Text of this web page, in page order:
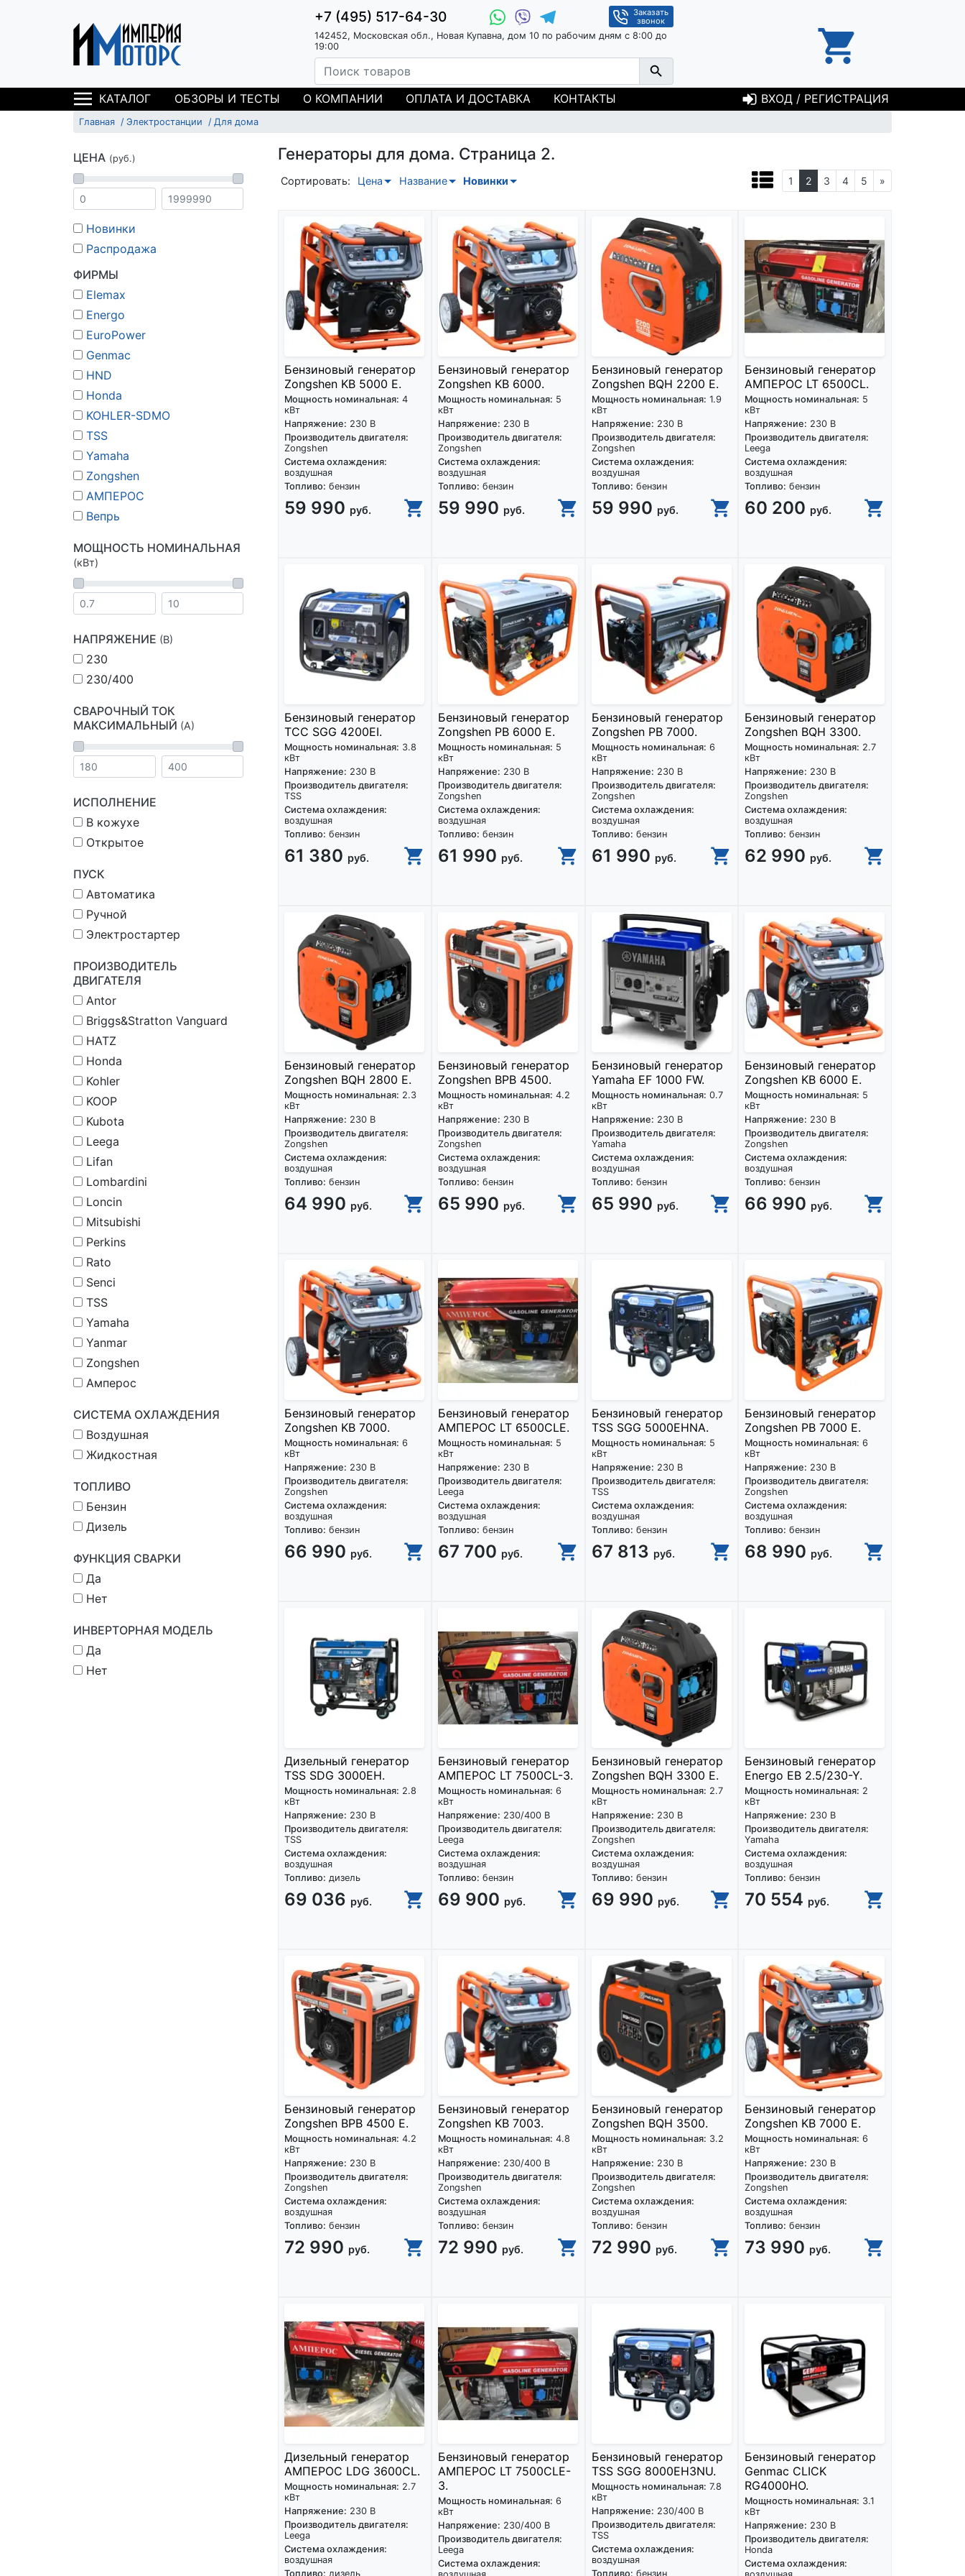
+7 (495) 517-64-30
Заказать
звонок
142452, Московская обл., Новая Купавна, дом 10 по рабочим дням с 8:00 до
19:00
КАТАЛОГ ОБЗОРЫ И ТЕСТЫ О КОМПАНИИ ОПЛАТА И ДОСТАВКА КОНТАКТЫ ВХОД / РЕГИСТРАЦИЯ
Главная Электростанции Для дома
Генераторы для дома. Страница 2.
Сортировать: Цена Название Новинки 1 2 3 4 5 »
Бензиновый генератор
Zongshen KB 5000 E.
Мощность номинальная: 4
кВт
Напряжение: 230 В
Производитель двигателя:
Zongshen
Система охлаждения:
воздушная
Топливо: бензин
59 990 руб.
Бензиновый генератор
Zongshen KB 6000.
Мощность номинальная: 5
кВт
Напряжение: 230 В
Производитель двигателя:
Zongshen
Система охлаждения:
воздушная
Топливо: бензин
59 990 руб.
Бензиновый генератор
Zongshen BQH 2200 E.
Мощность номинальная: 1.9
кВт
Напряжение: 230 В
Производитель двигателя:
Zongshen
Система охлаждения:
воздушная
Топливо: бензин
59 990 руб.
Бензиновый генератор
АМПЕРОС LT 6500CL.
Мощность номинальная: 5
кВт
Напряжение: 230 В
Производитель двигателя:
Leega
Система охлаждения:
воздушная
Топливо: бензин
60 200 руб.
Бензиновый генератор
ТСС SGG 4200EI.
Мощность номинальная: 3.8
кВт
Напряжение: 230 В
Производитель двигателя:
TSS
Система охлаждения:
воздушная
Топливо: бензин
61 380 руб.
Бензиновый генератор
Zongshen PB 6000 E.
Мощность номинальная: 5
кВт
Напряжение: 230 В
Производитель двигателя:
Zongshen
Система охлаждения:
воздушная
Топливо: бензин
61 990 руб.
Бензиновый генератор
Zongshen PB 7000.
Мощность номинальная: 6
кВт
Напряжение: 230 В
Производитель двигателя:
Zongshen
Система охлаждения:
воздушная
Топливо: бензин
61 990 руб.
Бензиновый генератор
Zongshen BQH 3300.
Мощность номинальная: 2.7
кВт
Напряжение: 230 В
Производитель двигателя:
Zongshen
Система охлаждения:
воздушная
Топливо: бензин
62 990 руб.
Бензиновый генератор
Zongshen BQH 2800 E.
Мощность номинальная: 2.3
кВт
Напряжение: 230 В
Производитель двигателя:
Zongshen
Система охлаждения:
воздушная
Топливо: бензин
64 990 руб.
Бензиновый генератор
Zongshen BPB 4500.
Мощность номинальная: 4.2
кВт
Напряжение: 230 В
Производитель двигателя:
Zongshen
Система охлаждения:
воздушная
Топливо: бензин
65 990 руб.
Бензиновый генератор
Yamaha EF 1000 FW.
Мощность номинальная: 0.7
кВт
Напряжение: 230 В
Производитель двигателя:
Yamaha
Система охлаждения:
воздушная
Топливо: бензин
65 990 руб.
Бензиновый генератор
Zongshen KB 6000 E.
Мощность номинальная: 5
кВт
Напряжение: 230 В
Производитель двигателя:
Zongshen
Система охлаждения:
воздушная
Топливо: бензин
66 990 руб.
Бензиновый генератор
Zongshen KB 7000.
Мощность номинальная: 6
кВт
Напряжение: 230 В
Производитель двигателя:
Zongshen
Система охлаждения:
воздушная
Топливо: бензин
66 990 руб.
Бензиновый генератор
АМПЕРОС LT 6500CLE.
Мощность номинальная: 5
кВт
Напряжение: 230 В
Производитель двигателя:
Leega
Система охлаждения:
воздушная
Топливо: бензин
67 700 руб.
Бензиновый генератор
TSS SGG 5000EHNA.
Мощность номинальная: 5
кВт
Напряжение: 230 В
Производитель двигателя:
TSS
Система охлаждения:
воздушная
Топливо: бензин
67 813 руб.
Бензиновый генератор
Zongshen PB 7000 E.
Мощность номинальная: 6
кВт
Напряжение: 230 В
Производитель двигателя:
Zongshen
Система охлаждения:
воздушная
Топливо: бензин
68 990 руб.
Дизельный генератор
TSS SDG 3000EH.
Мощность номинальная: 2.8
кВт
Напряжение: 230 В
Производитель двигателя:
TSS
Система охлаждения:
воздушная
Топливо: дизель
69 036 руб.
Бензиновый генератор
АМПЕРОС LT 7500CL-3.
Мощность номинальная: 6
кВт
Напряжение: 230/400 В
Производитель двигателя:
Leega
Система охлаждения:
воздушная
Топливо: бензин
69 900 руб.
Бензиновый генератор
Zongshen BQH 3300 E.
Мощность номинальная: 2.7
кВт
Напряжение: 230 В
Производитель двигателя:
Zongshen
Система охлаждения:
воздушная
Топливо: бензин
69 990 руб.
Бензиновый генератор
Energo EB 2.5/230-Y.
Мощность номинальная: 2
кВт
Напряжение: 230 В
Производитель двигателя:
Yamaha
Система охлаждения:
воздушная
Топливо: бензин
70 554 руб.
Бензиновый генератор
Zongshen BPB 4500 E.
Мощность номинальная: 4.2
кВт
Напряжение: 230 В
Производитель двигателя:
Zongshen
Система охлаждения:
воздушная
Топливо: бензин
72 990 руб.
Бензиновый генератор
Zongshen KB 7003.
Мощность номинальная: 4.8
кВт
Напряжение: 230/400 В
Производитель двигателя:
Zongshen
Система охлаждения:
воздушная
Топливо: бензин
72 990 руб.
Бензиновый генератор
Zongshen BQH 3500.
Мощность номинальная: 3.2
кВт
Напряжение: 230 В
Производитель двигателя:
Zongshen
Система охлаждения:
воздушная
Топливо: бензин
72 990 руб.
Бензиновый генератор
Zongshen KB 7000 E.
Мощность номинальная: 6
кВт
Напряжение: 230 В
Производитель двигателя:
Zongshen
Система охлаждения:
воздушная
Топливо: бензин
73 990 руб.
Дизельный генератор
АМПЕРОС LDG 3600CL.
Мощность номинальная: 2.7
кВт
Напряжение: 230 В
Производитель двигателя:
Leega
Система охлаждения:
воздушная
Топливо: дизель
Бензиновый генератор
АМПЕРОС LT 7500CLE-
3.
Мощность номинальная: 6
кВт
Напряжение: 230/400 В
Производитель двигателя:
Leega
Система охлаждения:
Бензиновый генератор
TSS SGG 8000EH3NU.
Мощность номинальная: 7.8
кВт
Напряжение: 230/400 В
Производитель двигателя:
TSS
Система охлаждения:
воздушная
Топливо: бензин
Бензиновый генератор
Genmac CLICK
RG4000HO.
Мощность номинальная: 3.1
кВт
Напряжение: 230 В
Производитель двигателя:
Honda
Система охлаждения:
ЦЕНА (руб.)
Новинки
Распродажа
ФИРМЫ
Elemax
Energo
EuroPower
Genmac
HND
Honda
KOHLER-SDMO
TSS
Yamaha
Zongshen
АМПЕРОС
Вепрь
МОЩНОСТЬ НОМИНАЛЬНАЯ
(кВт)
НАПРЯЖЕНИЕ (В)
230
230/400
СВАРОЧНЫЙ ТОК
МАКСИМАЛЬНЫЙ (А)
ИСПОЛНЕНИЕ
В кожухе
Открытое
ПУСК
Автоматика
Ручной
Электростартер
ПРОИЗВОДИТЕЛЬ
ДВИГАТЕЛЯ
Antor
Briggs&Stratton Vanguard
HATZ
Honda
Kohler
KOOP
Kubota
Leega
Lifan
Lombardini
Loncin
Mitsubishi
Perkins
Rato
Senci
TSS
Yamaha
Yanmar
Zongshen
Амперос
СИСТЕМА ОХЛАЖДЕНИЯ
Воздушная
Жидкостная
ТОПЛИВО
Бензин
Дизель
ФУНКЦИЯ СВАРКИ
Да
Нет
ИНВЕРТОРНАЯ МОДЕЛЬ
Да
Нет